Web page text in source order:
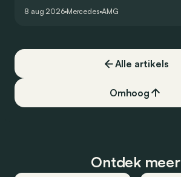
8 aug 2026 Mercedes AMG
Alle artikels
Omhoog
Ontdek meer